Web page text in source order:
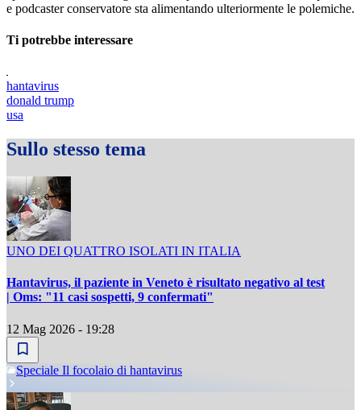
e podcaster conservatore sta alimentando ulteriormente le polemiche.
Ti potrebbe interessare
hantavirus
donald trump
usa
Sullo stesso tema
UNO DEI QUATTRO ISOLATI IN ITALIA
Hantavirus, il paziente in Veneto è risultato negativo al test
| Oms: "11 casi sospetti, 9 confermati"
12 Mag 2026 - 19:28
Speciale Il focolaio di hantavirus